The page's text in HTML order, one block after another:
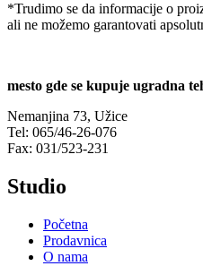
*Trudimo se da informacije o
ali ne možemo garantovati
mesto gde se kupuje ugradna
Nemanjina 73, Užice
Tel: 065/46-26-076
Fax: 031/523-231
Studio
Početna
Prodavnica
O nama